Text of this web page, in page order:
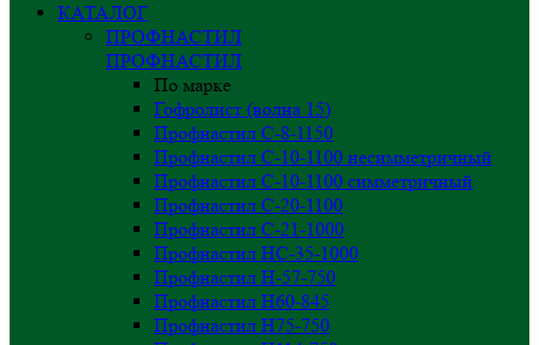
КАТАЛОГ
ПРОФНАСТИЛ
ПРОФНАСТИЛ
По марке
Гофролист (волна 15)
Профнастил С-8-1150
Профнастил С-10-1100 несимметричный
Профнастил С-10-1100 симметричный
Профнастил С-20-1100
Профнастил С-21-1000
Профнастил НС-35-1000
Профнастил H-57-750
Профнастил Н60-845
Профнастил Н75-750